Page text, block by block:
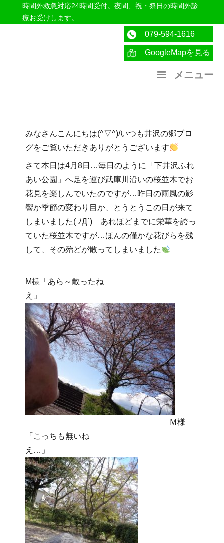
時間外救急対応24時間受付。夜間、祝・祭日の時間外診
療お受けします。
医療法人社団紀洋会 公式サイト
079-594-1616
GoogleMapを見る
メニュー
みなさんこんにちは(^▽^)/いつも井沢の郷ブロ
グをご覧いただきありがとうございます
さて本日は4月8日…毎日のように「下井沢ふれ
あい公園」へ足を運び武庫川沿いの桜並木でお
花見を楽しんでいたのですが…昨日の雨風の影
響か季節の変わり目か、とうとうこの日が来て
しまいました( ﾉД`) あれほどまでに栄華を誇っ
ていた桜並木ですが…ほんの僅かな花びらを残
して、その殆どが散ってしまいました
M様「あら～散ったね
え」
Ｍ様
「こっちも無いね
え…」